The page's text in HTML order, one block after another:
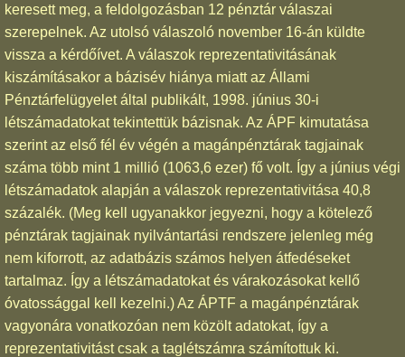
keresett meg, a feldolgozásban 12 pénztár válaszai
szerepelnek. Az utolsó válaszoló november 16-án küldte
vissza a kérdőívet. A válaszok reprezentativitásának
kiszámításakor a bázisév hiánya miatt az Állami
Pénztárfelügyelet által publikált, 1998. június 30-i
létszámadatokat tekintettük bázisnak. Az ÁPF kimutatása
szerint az első fél év végén a magánpénztárak tagjainak
száma több mint 1 millió (1063,6 ezer) fő volt. Így a június végi
létszámadatok alapján a válaszok reprezentativitása 40,8
százalék. (Meg kell ugyanakkor jegyezni, hogy a kötelező
pénztárak tagjainak nyilvántartási rendszere jelenleg még
nem kiforrott, az adatbázis számos helyen átfedéseket
tartalmaz. Így a létszámadatokat és várakozásokat kellő
óvatossággal kell kezelni.) Az ÁPTF a magánpénztárak
vagyonára vonatkozóan nem közölt adatokat, így a
reprezentativitást csak a taglétszámra számítottuk ki.